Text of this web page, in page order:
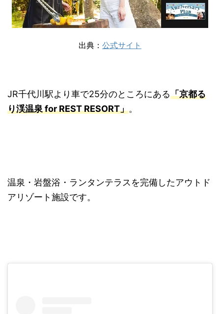
出典： 公式サイト
JR千代川駅より車で25分のところにある「京都る
り渓温泉 for REST RESORT」。
温泉・岩盤浴・ランタンテラスを完備したアウトド
アリゾート施設です。